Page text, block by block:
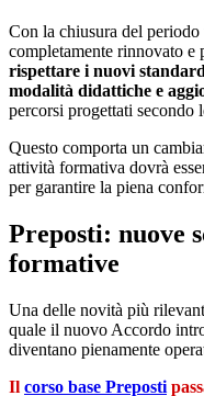
Con la chiusura del periodo
completamente rinnovato e
rispettare i nuovi
modalità didattiche e
percorsi progettati secondo
Questo comporta un
attività formativa dovrà
per garantire la piena
Preposti: nuove
formative
Una delle novità più
quale il nuovo Accordo
diventano pienamente
Il corso base Preposti